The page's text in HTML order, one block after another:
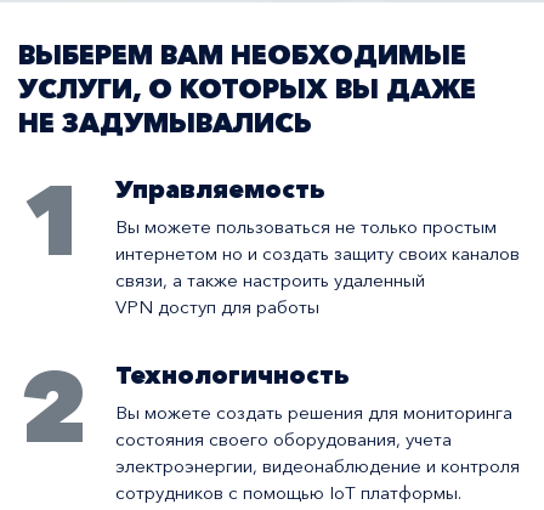
ВЫБЕРЕМ ВАМ НЕОБХОДИМЫЕ
УСЛУГИ, О КОТОРЫХ ВЫ ДАЖЕ
НЕ ЗАДУМЫВАЛИСЬ
1 Управляемость
Вы можете пользоваться не только простым
интернетом но и создать защиту своих каналов
связи, а также настроить удаленный
VPN доступ для работы
2 Технологичность
Вы можете создать решения для мониторинга
состояния своего оборудования, учета
электроэнергии, видеонаблюдение и контроля
сотрудников с помощью IoT платформы.